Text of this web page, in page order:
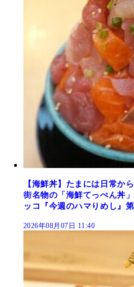
【海鮮丼】たまには日常か
街名物の「海鮮てっぺん丼
ッコ『今週のハマりめし』
2026年08月07日 11:40